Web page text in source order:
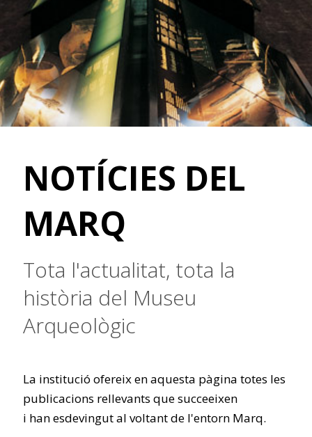
NOTÍCIES DEL
MARQ
Tota l'actualitat, tota la
història del Museu
Arqueològic
La institució ofereix en aquesta pàgina totes les
publicacions rellevants que succeeixen
i han esdevingut al voltant de l'entorn Marq.